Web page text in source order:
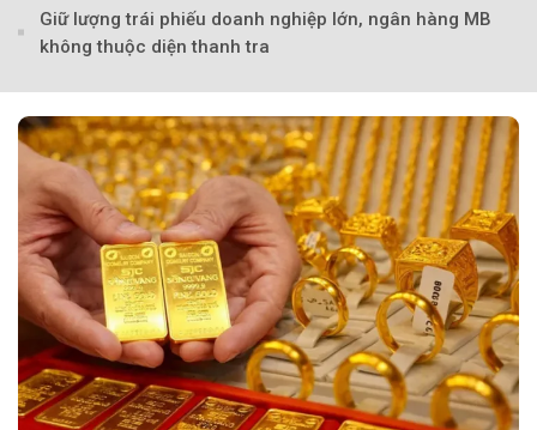
Theo Sở hữu trí
Giữ lượng trái phiếu doanh nghiệp lớn, ngân hàng MB
không thuộc diện thanh tra